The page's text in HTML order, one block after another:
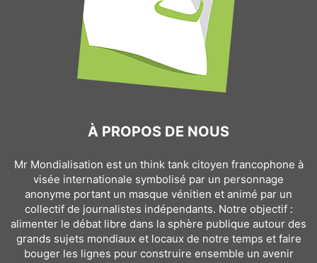
À PROPOS DE NOUS
Mr Mondialisation est un think tank citoyen francophone à
visée internationale symbolisé par un personnage
anonyme portant un masque vénitien et animé par un
collectif de journalistes indépendants. Notre objectif :
alimenter le débat libre dans la sphère publique autour des
grands sujets mondiaux et locaux de notre temps et faire
bouger les lignes pour construire ensemble un avenir